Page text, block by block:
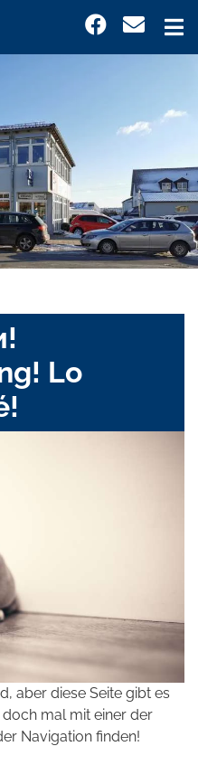
Lo
aber diese Seite gibt es
doch mal mit einer der
Navigation finden!